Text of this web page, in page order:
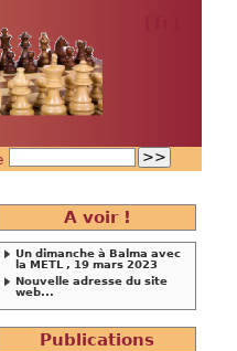
A voir !
Un dimanche à Balma avec
la METL , 19 mars 2023
Nouvelle adresse du site
web...
Publications